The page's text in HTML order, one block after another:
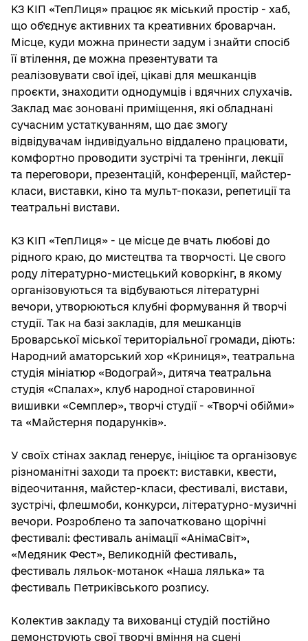
КЗ КІП «ТепЛиця» працює як міський простір - хаб,
що об’єднує активних та креативних броварчан.
Місце, куди можна принести задум і знайти спосіб
її втілення, де можна презентувати та
реалізовувати свої ідеї, цікаві для мешканців
проєкти, знаходити однодумців і вдячних слухачів.
Заклад має зоновані приміщення, які обладнані
сучасним устаткуванням, що дає змогу
відвідувачам індивідуально віддалено працювати,
комфортно проводити зустрічі та тренінги, лекції
та переговори, презентацій, конференції, майстер-
класи, виставки, кіно та мульт-покази, репетиції та
театральні вистави.
КЗ КІП «ТепЛиця» - це місце де вчать любові до
рідного краю, до мистецтва та творчості. Це свого
роду літературно-мистецький коворкінг, в якому
організовуються та відбуваються літературні
вечори, утворюються клубні формування й творчі
студії. Так на базі закладів, для мешканців
Броварської міської територіальної громади, діють:
Народний аматорський хор «Криниця», театральна
студія мініатюр «Водограй», дитяча театральна
студія «Спалах», клуб народної старовинної
вишивки «Семплер», творчі студії - «Творчі обійми»
та «Майстерня подарунків».
У своїх стінах заклад генерує, ініціює та організовує
різноманітні заходи та проєкт: виставки, квести,
відеочитання, майстер-класи, фестивалі, вистави,
зустрічі, флешмоби, конкурси, літературно-музичні
вечори. Розроблено та започатковано щорічні
фестивалі: фестиваль анімації «АнімаСвіт»,
«Медяник Фест», Великодній фестиваль,
фестиваль ляльок-мотанок «Наша лялька» та
фестиваль Петриківського розпису.
Колектив закладу та вихованці студій постійно
демонструють свої творчі вміння на сцені